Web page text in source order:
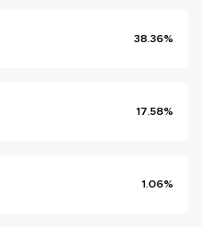
38.36%
17.58%
1.06%